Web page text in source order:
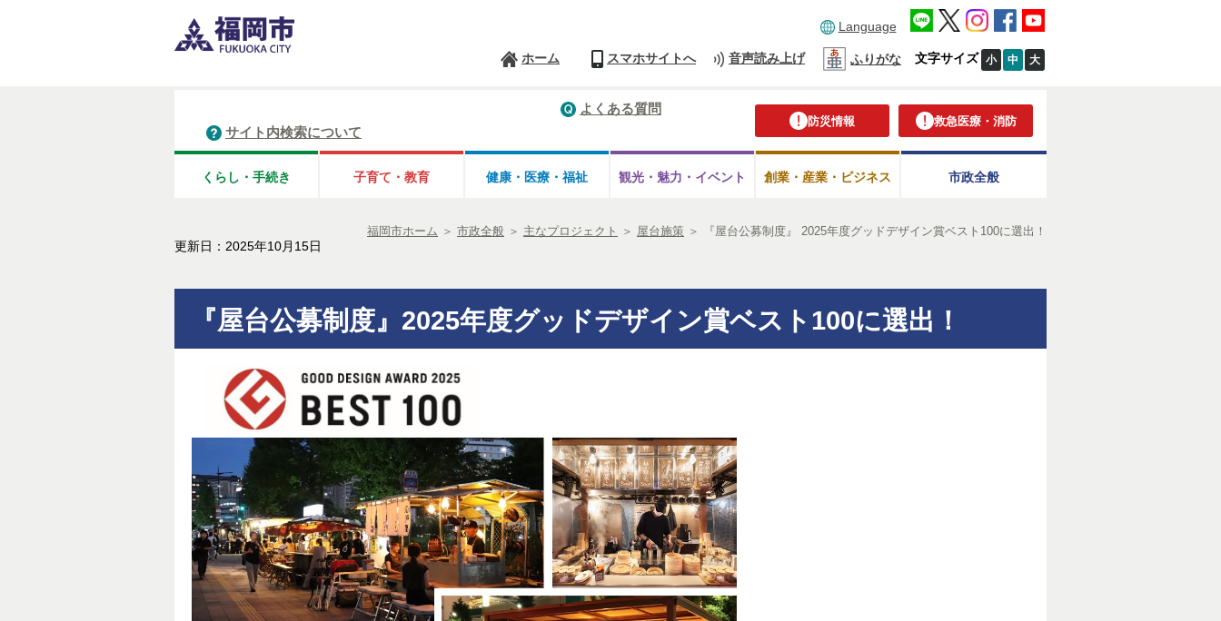
Language
ホーム スマホサイトへ 音声読み上げ ふりがな 文字サイズ 小 中 大
防災情報 救急医療・消防
よくある質問
サイト内検索について
くらし・手続き 子育て・教育 健康・医療・ 福祉 観光・魅力・ イベント 創業・産業・ビジネス 市政全般
福岡市ホーム ＞ 市政全般 ＞ 主なプロジェクト ＞ 屋台施策 ＞
『屋台公募制度』 2025年度グッドデザイン賞ベスト100に選出！
更新日：2025年10月15日
『屋台公募制度』2025年度グッドデザイン賞ベスト100に選出！